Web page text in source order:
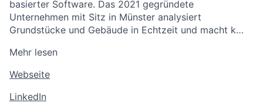
basierter Software. Das 2021 gegründete
Unternehmen mit Sitz in Münster analysiert
Grundstücke und Gebäude in Echtzeit und macht k…
Mehr lesen
Webseite
LinkedIn